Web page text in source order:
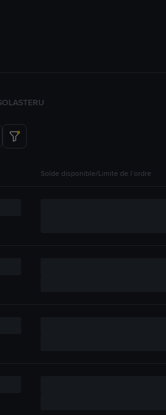
ASTERU
Solde disponible/Limite de l’ordre